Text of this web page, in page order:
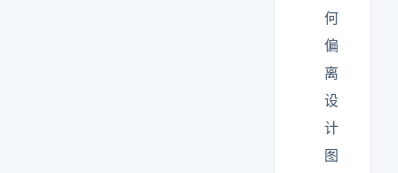
何
偏
离
设
计
图